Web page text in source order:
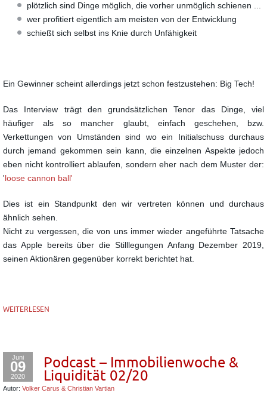
plötzlich sind Dinge möglich, die vorher unmöglich schienen ...
wer profitiert eigentlich am meisten von der Entwicklung
schießt sich selbst ins Knie durch Unfähigkeit
Ein Gewinner scheint allerdings jetzt schon festzustehen: Big Tech!
Das Interview trägt den grundsätzlichen Tenor das Dinge, viel
häufiger als so mancher glaubt, einfach geschehen, bzw.
Verkettungen von Umständen sind wo ein Initialschuss durchaus
durch jemand gekommen sein kann, die einzelnen Aspekte jedoch
eben nicht kontrolliert ablaufen, sondern eher nach dem Muster der:
'loose cannon ball'
Dies ist ein Standpunkt den wir vertreten können und durchaus
ähnlich sehen.
Nicht zu vergessen, die von uns immer wieder angeführte Tatsache
das Apple bereits über die Stilllegungen Anfang Dezember 2019,
seinen Aktionären gegenüber korrekt berichtet hat.
WEITERLESEN
Juni
09
2020
Podcast – Immobilienwoche &
Liquidität 02/20
Autor: Volker Carus & Christian Vartian